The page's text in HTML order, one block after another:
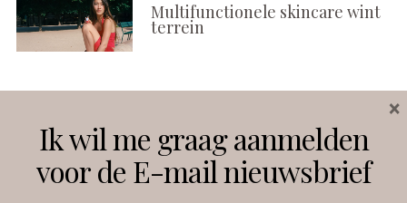
Multifunctionele skincare wint
terrein
Instagram Facebook
Ik wil me graag aanmelden
voor de E-mail nieuwsbrief
×